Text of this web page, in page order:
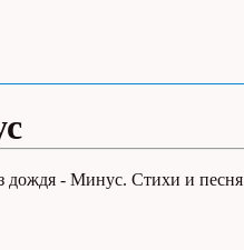
дождя - Минус. Стихи и